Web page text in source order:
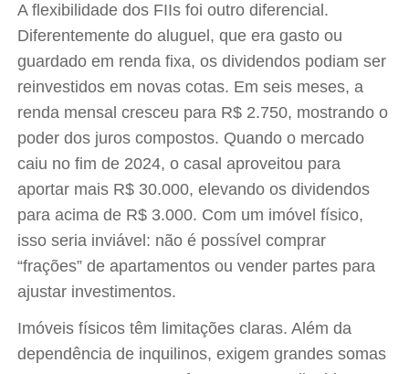
A flexibilidade dos FIIs foi outro diferencial.
Diferentemente do aluguel, que era gasto ou
guardado em renda fixa, os dividendos podiam ser
reinvestidos em novas cotas. Em seis meses, a
renda mensal cresceu para R$ 2.750, mostrando o
poder dos juros compostos. Quando o mercado
caiu no fim de 2024, o casal aproveitou para
aportar mais R$ 30.000, elevando os dividendos
para acima de R$ 3.000. Com um imóvel físico,
isso seria inviável: não é possível comprar
“frações” de apartamentos ou vender partes para
ajustar investimentos.
Imóveis físicos têm limitações claras. Além da
dependência de inquilinos, exigem grandes somas